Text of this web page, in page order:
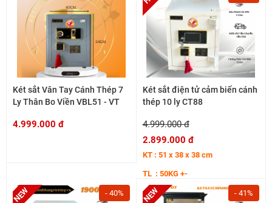
Két sắt Vân Tay Cánh Thép 7
Ly Thân Bo Viền VBL51 - VT
4.999.000 đ
Két sắt điện tử cảm biến cánh
thép 10 ly CT88
4.999.000 đ
2.899.000 đ
KT : 51 x 38 x 38 cm
TL : 50KG +-
- 40% - 41%